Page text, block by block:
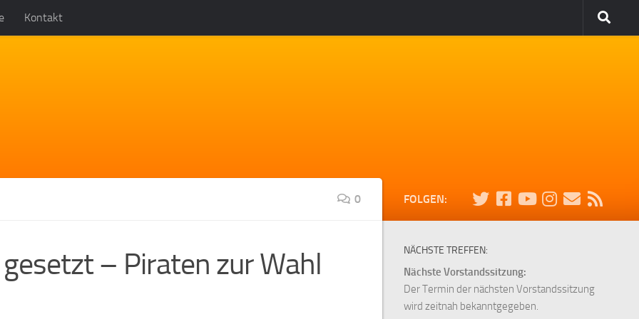
Kontakt
0
– Piraten zur Wahl
FOLGEN:
NÄCHSTE TREFFEN:
Nächste Vorstandssitzung:
Der Termin der nächsten Vorstandssitzung
wird zeitnah bekanntgegeben.